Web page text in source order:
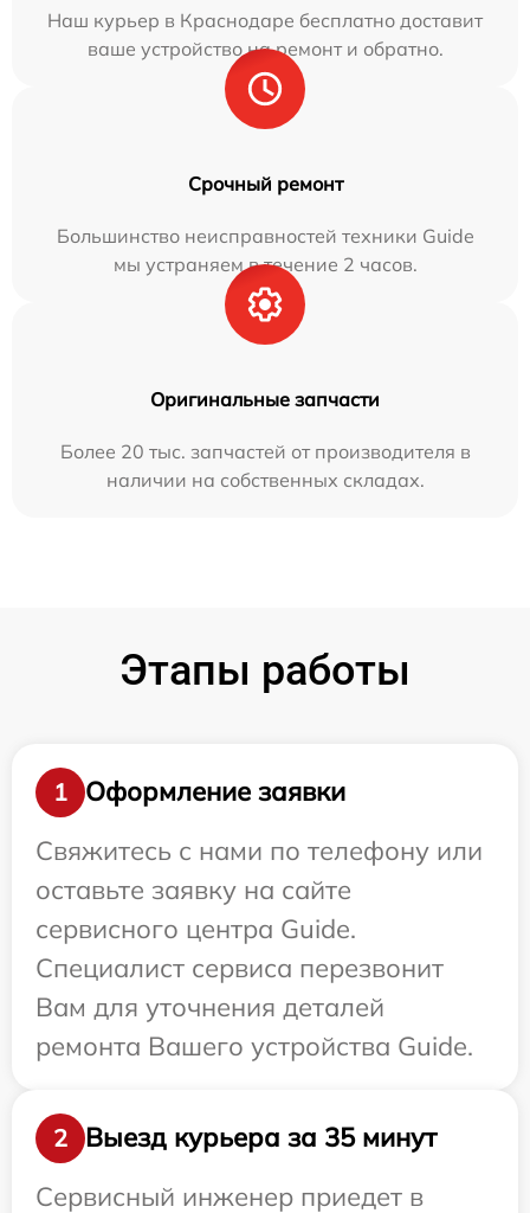
Наш курьер в Краснодаре бесплатно доставит
ваше устройство на ремонт и обратно.
Срочный ремонт
Большинство неисправностей техники Guide
мы устраняем в течение 2 часов.
Оригинальные запчасти
Более 20 тыс. запчастей от производителя в
наличии на собственных складах.
Этапы работы
1
Оформление заявки
Свяжитесь с нами по телефону или
оставьте заявку на сайте
сервисного центра Guide.
Специалист сервиса перезвонит
Вам для уточнения деталей
ремонта Вашего устройства Guide.
2
Выезд курьера за 35 минут
Сервисный инженер приедет в